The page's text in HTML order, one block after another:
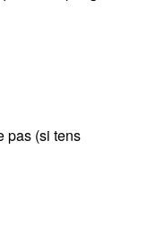
pas (si tens